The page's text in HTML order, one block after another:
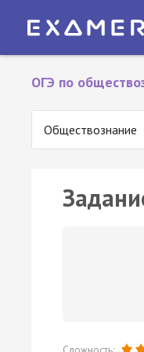
ОГЭ по
Обществознание